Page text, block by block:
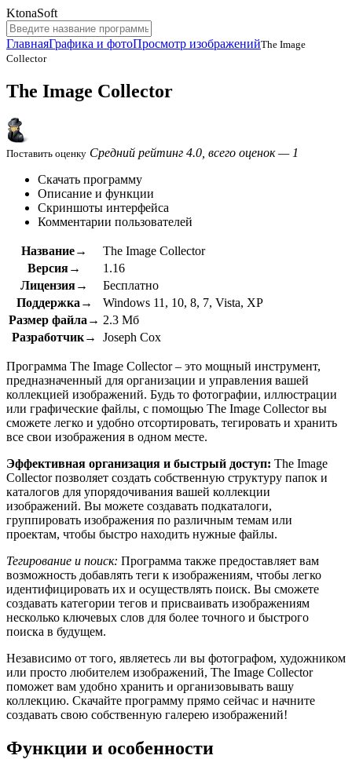
KtonaSoft
ГлавнаяГрафика и фотоПросмотр изображенийThe Image
Collector
The Image Collector
Поставить оценку Средний рейтинг 4.0, всего оценок — 1
Скачать программу
Описание и функции
Скриншоты интерфейса
Комментарии пользователей
Название→
The Image Collector
Версия→
1.16
Лицензия→
Бесплатно
Поддержка→
Windows 11, 10, 8, 7, Vista, XP
Размер файла→ 2.3 Мб
Разработчик→
Joseph Cox
Программа The Image Collector – это мощный инструмент,
предназначенный для организации и управления вашей
коллекцией изображений. Будь то фотографии, иллюстрации
или графические файлы, с помощью The Image Collector вы
сможете легко и удобно отсортировать, тегировать и хранить
все свои изображения в одном месте.
Эффективная организация и быстрый доступ: The Image
Collector позволяет создать собственную структуру папок и
каталогов для упорядочивания вашей коллекции
изображений. Вы можете создавать подкаталоги,
группировать изображения по различным темам или
проектам, чтобы быстро находить нужные файлы.
Тегирование и поиск: Программа также предоставляет вам
возможность добавлять теги к изображениям, чтобы легко
идентифицировать их и осуществлять поиск. Вы сможете
создавать категории тегов и присваивать изображениям
несколько ключевых слов для более точного и быстрого
поиска в будущем.
Независимо от того, являетесь ли вы фотографом, художником
или просто любителем изображений, The Image Collector
поможет вам удобно хранить и организовывать вашу
коллекцию. Скачайте программу прямо сейчас и начните
создавать свою собственную галерею изображений!
Функции и особенности